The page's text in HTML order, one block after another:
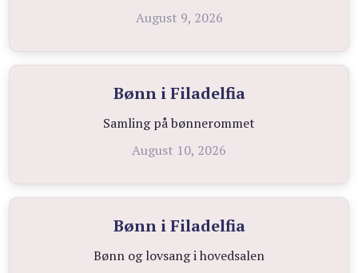
August 9, 2026
Bønn i Filadelfia
Samling på bønnerommet
August 10, 2026
Bønn i Filadelfia
Bønn og lovsang i hovedsalen